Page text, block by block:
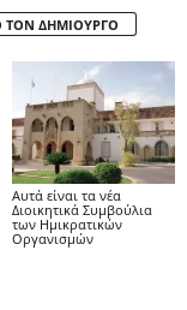
ΤΟΝ ΔΗΜΙΟΥΡΓΟ
Αυτά είναι τα νέα
Διοικητικά Συμβούλια
των Ημικρατικών
Οργανισμών